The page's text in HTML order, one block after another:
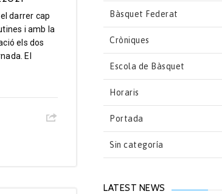
darrer cap
i amb la
els dos
El
Bàsquet Federat
Cròniques
Escola de Bàsquet
Horaris
Portada
Sin categoría
LATEST NEWS